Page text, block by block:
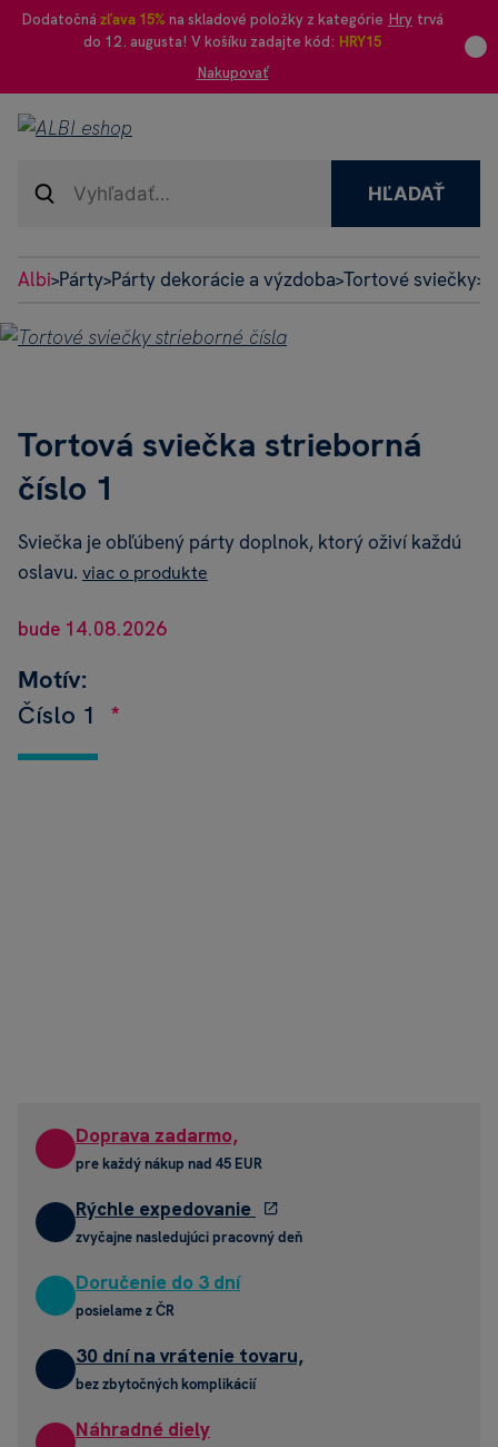
Dodatočná zľava 15% na skladové položky z kategórie Hry trvá
do 12. augusta! V košíku zadajte kód: HRY15
Nakupovať
HĽADAŤ
Albi>Párty>Párty dekorácie a výzdoba>Tortové sviečky>
Tortová sviečka strieborná
číslo 1
Sviečka je obľúbený párty doplnok, ktorý oživí každú
oslavu. viac o produkte
bude 14.08.2026
Motív:
Číslo 1
Doprava zadarmo,
pre každý nákup nad 45 EUR
Rýchle expedovanie
zvyčajne nasledujúci pracovný deň
Doručenie do 3 dní
posielame z ČR
30 dní na vrátenie tovaru,
bez zbytočných komplikácií
Náhradné diely